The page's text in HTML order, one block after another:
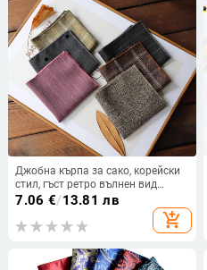
Джобна кърпа за сако, корейски
стил, гъст ретро вълнен вид
(Материал: полиестерна прежда;
Стил: вълнен; Сезон: Лято 2023;
Опаковка: на едро)
7.06 €/13.81 лв
add_shopping_cart